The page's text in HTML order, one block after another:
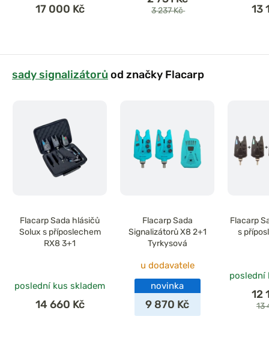
17 000 Kč 3 237 Kč 13
sady signalizátorů od značky Flacarp
Flacarp Sada hlásičů
Solux s příposlechem
RX8 3+1
poslední kus skladem
14 660 Kč
Flacarp Sada
Signalizátorů X8 2+1
Tyrkysová
u dodavatele
novinka
9 870 Kč
Flacarp
s
poslední
12
13